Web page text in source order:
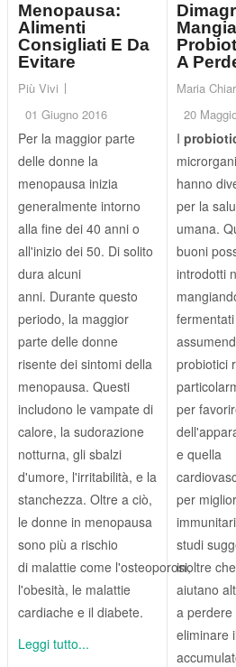
Menopausa:
Alimenti
Consigliati E Da
Evitare
Più Vivi
01 Giugno 2016
Per la maggior parte
delle donne la
menopausa inizia
generalmente intorno
alla fine dei 40 anni o
all'inizio dei 50. Di solito
dura alcuni
anni. Durante questo
periodo, la maggior
parte delle donne
risente dei sintomi della
menopausa. Questi
includono le vampate di
calore, la sudorazione
notturna, gli sbalzi
d'umore, l'irritabilità, e la
stanchezza. Oltre a ciò,
le donne in menopausa
sono più a rischio
di malattie come l'osteoporosi,
l'obesità, le malattie
cardiache e il diabete.
Leggi tutto...
A
Maria
20
I
hanno
per la
umana.
buoni
introdotti
probiotici
per
e quella
per
studi
inoltre
aiutano
a
eliminare